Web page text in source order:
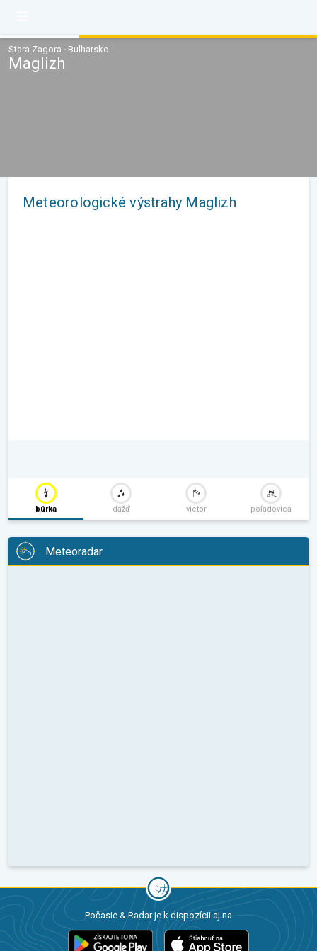
Stara Zagora · Bulharsko
Maglizh
Meteorologické výstrahy Maglizh
búrka dážď vietor poľadovica
Meteoradar
Počasie & Radar je k dispozícii aj na